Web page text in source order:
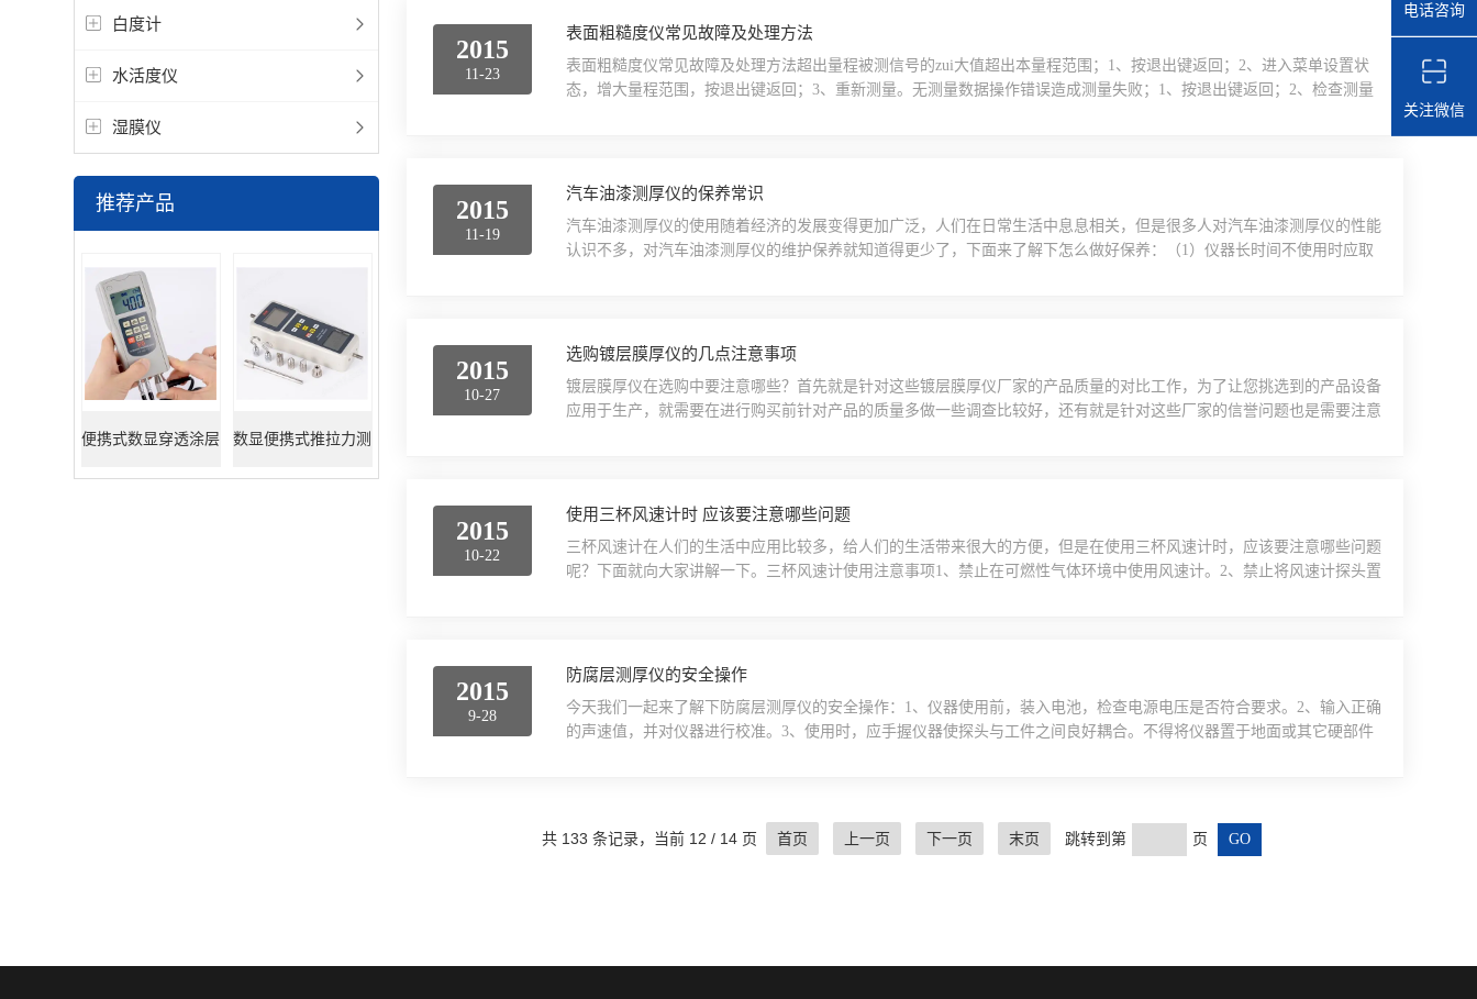
白度计
水活度仪
湿膜仪
推荐产品
便携式数显穿透涂层 数显便携式推拉力测
2015
11-23
表面粗糙度仪常见故障及处理方法
表面粗糙度仪常见故障及处理方法超出量程被测信号的zui大值超出本量程范围；1、按退出键返回；2、进入菜单设置状
态，增大量程范围，按退出键返回；3、重新测量。无测量数据操作错误造成测量失败；1、按退出键返回；2、检查测量
2015
11-19
汽车油漆测厚仪的保养常识
汽车油漆测厚仪的使用随着经济的发展变得更加广泛，人们在日常生活中息息相关，但是很多人对汽车油漆测厚仪的性能
认识不多，对汽车油漆测厚仪的维护保养就知道得更少了，下面来了解下怎么做好保养：（1）仪器长时间不使用时应取
2015
10-27
选购镀层膜厚仪的几点注意事项
镀层膜厚仪在选购中要注意哪些？首先就是针对这些镀层膜厚仪厂家的产品质量的对比工作，为了让您挑选到的产品设备
应用于生产，就需要在进行购买前针对产品的质量多做一些调查比较好，还有就是针对这些厂家的信誉问题也是需要注意
2015
10-22
使用三杯风速计时 应该要注意哪些问题
三杯风速计在人们的生活中应用比较多，给人们的生活带来很大的方便，但是在使用三杯风速计时，应该要注意哪些问题
呢？下面就向大家讲解一下。三杯风速计使用注意事项1、禁止在可燃性气体环境中使用风速计。2、禁止将风速计探头置
2015
9-28
防腐层测厚仪的安全操作
今天我们一起来了解下防腐层测厚仪的安全操作：1、仪器使用前，装入电池，检查电源电压是否符合要求。2、输入正确
的声速值，并对仪器进行校准。3、使用时，应手握仪器使探头与工件之间良好耦合。不得将仪器置于地面或其它硬部件
共 133 条记录，当前 12 / 14 页 首页 上一页 下一页 末页 跳转到第 页
电话咨询
关注微信